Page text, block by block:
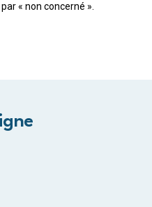
« non concerné ».